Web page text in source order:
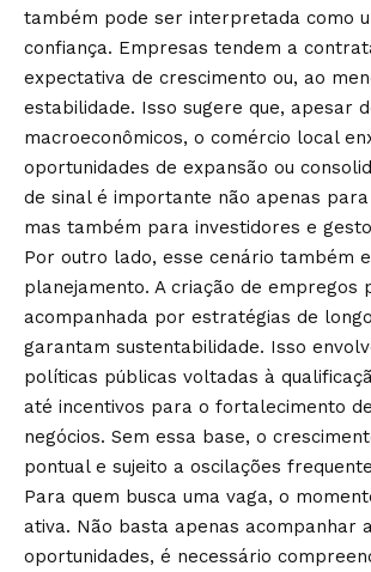
também pode ser interpretada como
confiança. Empresas tendem a
expectativa de crescimento ou, ao
estabilidade. Isso sugere que, apesar
macroeconômicos, o comércio local
oportunidades de expansão ou
de sinal é importante não apenas
mas também para investidores e
Por outro lado, esse cenário também
planejamento. A criação de empregos
acompanhada por estratégias de
garantam sustentabilidade. Isso
políticas públicas voltadas à
até incentivos para o fortalecimento
negócios. Sem essa base, o
pontual e sujeito a oscilações
Para quem busca uma vaga, o
ativa. Não basta apenas acompanhar
oportunidades, é necessário